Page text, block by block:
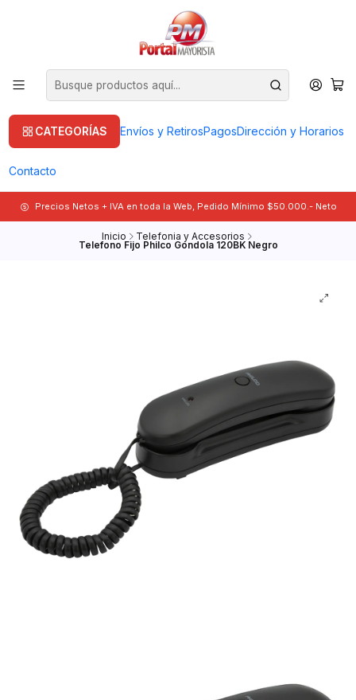
CATEGORÍAS Envíos y RetirosPagosDirección y Horarios
Contacto
Precios Netos + IVA en toda la Web, Pedido Mínimo $50.000.- Neto
Inicio Telefonia y Accesorios
Telefono Fijo Philco Gondola 120BK Negro